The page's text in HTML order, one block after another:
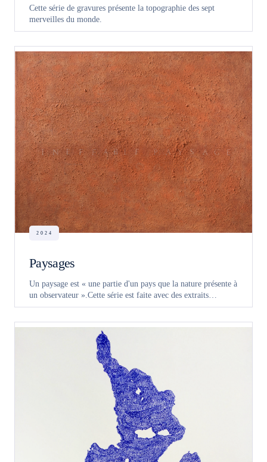
Cette série de gravures présente la topographie des sept
merveilles du monde.
2024
Paysages
Un paysage est « une partie d'un pays que la nature présente à
un observateur ».Cette série est faite avec des extraits…